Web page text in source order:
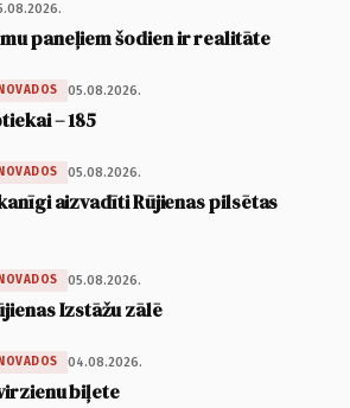
paneļiem šodien ir realitāte
05.08.2026.
– 185
05.08.2026.
aizvadīti Rūjienas pilsētas
05.08.2026.
Izstāžu zālē
04.08.2026.
biļete